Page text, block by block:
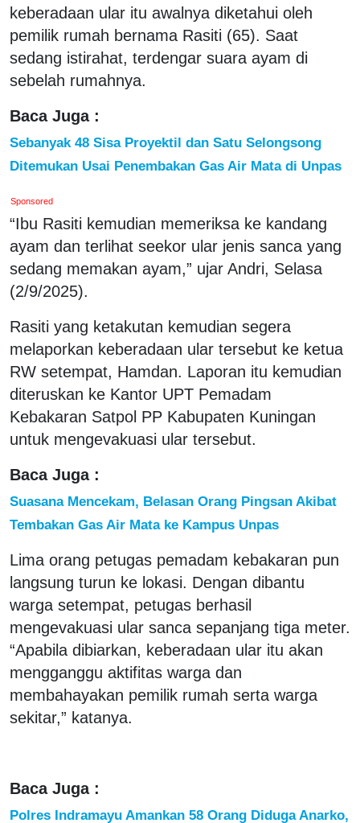
keberadaan ular itu awalnya diketahui oleh
pemilik rumah bernama Rasiti (65). Saat
sedang istirahat, terdengar suara ayam di
sebelah rumahnya.
Baca Juga :
Sebanyak 48 Sisa Proyektil dan Satu Selongsong
Ditemukan Usai Penembakan Gas Air Mata di Unpas
Sponsored
“Ibu Rasiti kemudian memeriksa ke kandang
ayam dan terlihat seekor ular jenis sanca yang
sedang memakan ayam,” ujar Andri, Selasa
(2/9/2025).
Rasiti yang ketakutan kemudian segera
melaporkan keberadaan ular tersebut ke ketua
RW setempat, Hamdan. Laporan itu kemudian
diteruskan ke Kantor UPT Pemadam
Kebakaran Satpol PP Kabupaten Kuningan
untuk mengevakuasi ular tersebut.
Baca Juga :
Suasana Mencekam, Belasan Orang Pingsan Akibat
Tembakan Gas Air Mata ke Kampus Unpas
Lima orang petugas pemadam kebakaran pun
langsung turun ke lokasi. Dengan dibantu
warga setempat, petugas berhasil
mengevakuasi ular sanca sepanjang tiga meter.
“Apabila dibiarkan, keberadaan ular itu akan
mengganggu aktifitas warga dan
membahayakan pemilik rumah serta warga
sekitar,” katanya.
Baca Juga :
Polres Indramayu Amankan 58 Orang Diduga Anarko,